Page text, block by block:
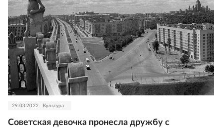
29.03.2022 Культура
Советская девочка пронесла дружбу с